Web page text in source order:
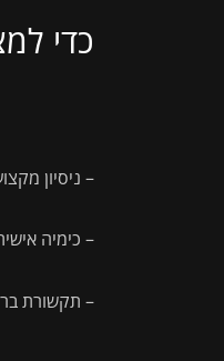
כדי
– ניסיון
– כימיה
– תקשורת